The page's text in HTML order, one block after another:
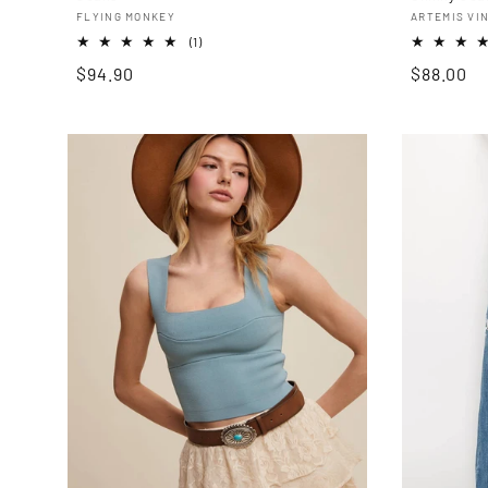
Proveedor:
FLYING MONKEY
(1)1
Precio
$94.90
ARTEMIS
Precio
$88.00